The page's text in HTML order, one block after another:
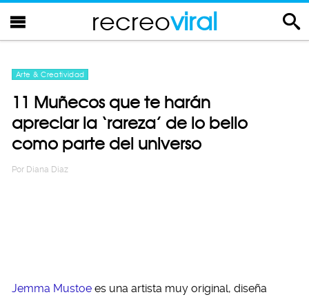
recreoviral
Arte & Creatividad
11 Muñecos que te harán
apreciar la ‘rareza’ de lo bello
como parte del universo
Por Diana Diaz
Jemma Mustoe es una artista muy original, diseña